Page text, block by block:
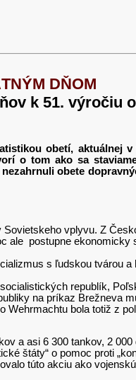
DŇOM
k 51. výročiu
obetí, aktuálnej
o tom ako sa
obete
vplyvu. Z
ale postupne ekonomicky
s ľudskou tvárou
republík,
na príkaz Brežneva
bola totiž z
a asi 6 300 tankov, 2 000
štáty“ o pomoc proti
túto akciu ako